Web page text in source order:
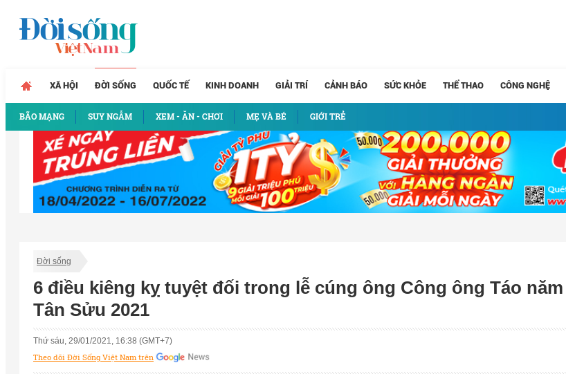
XÃ HỘI ĐỜI SỐNG
BÃO MẠNG SUY NGẪM XEM - ĂN - CHƠI MẸ VÀ BÉ GIỚI TRẺ
QUỐC TẾ KINH DOANH GIẢI TRÍ CẢNH BÁO SỨC KHỎE THỂ THAO CÔNG NGHỆ
Đời sống
6 điều kiêng kỵ tuyệt đối trong lễ cúng ông Công ông Táo năm
Tân Sửu 2021
Thứ sáu, 29/01/2021, 16:38 (GMT+7)
Theo dõi Đời Sống Việt Nam trên